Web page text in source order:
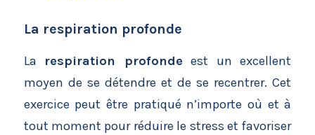
La respiration profonde
La respiration profonde est un excellent
moyen de se détendre et de se recentrer. Cet
exercice peut être pratiqué n’importe où et à
tout moment pour réduire le stress et favoriser